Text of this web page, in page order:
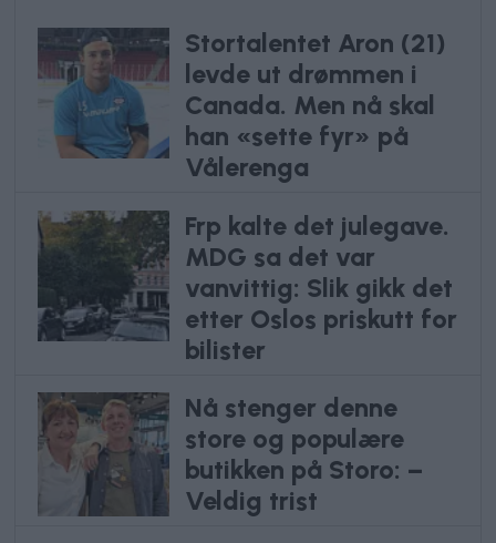
Stortalentet Aron (21)
levde ut drømmen i
Canada. Men nå skal
han «sette fyr» på
Vålerenga
Frp kalte det julegave.
MDG sa det var
vanvittig: Slik gikk det
etter Oslos priskutt for
bilister
Nå stenger denne
store og populære
butikken på Storo: –
Veldig trist